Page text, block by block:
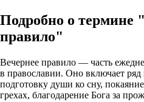
Подробно о термине
правило"
Вечернее правило — часть
в православии. Оно включает
подготовку души ко сну,
грехах, благодарение Бога за